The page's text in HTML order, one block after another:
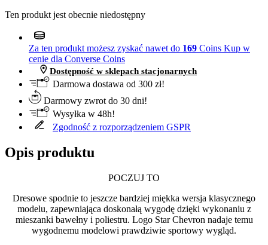
Ten produkt jest obecnie niedostępny
Za ten produkt możesz zyskać nawet do 169 Coins Kup w
cenie dla Converse Coins
Dostępność w sklepach stacjonarnych
Darmowa dostawa od 300 zł!
Darmowy zwrot do 30 dni!
Wysyłka w 48h!
Zgodność z rozporządzeniem GSPR
Opis produktu
POCZUJ TO
Dresowe spodnie to jeszcze bardziej miękka wersja klasycznego
modelu, zapewniająca doskonałą wygodę dzięki wykonaniu z
mieszanki bawełny i poliestru. Logo Star Chevron nadaje temu
wygodnemu modelowi prawdziwie sportowy wygląd.